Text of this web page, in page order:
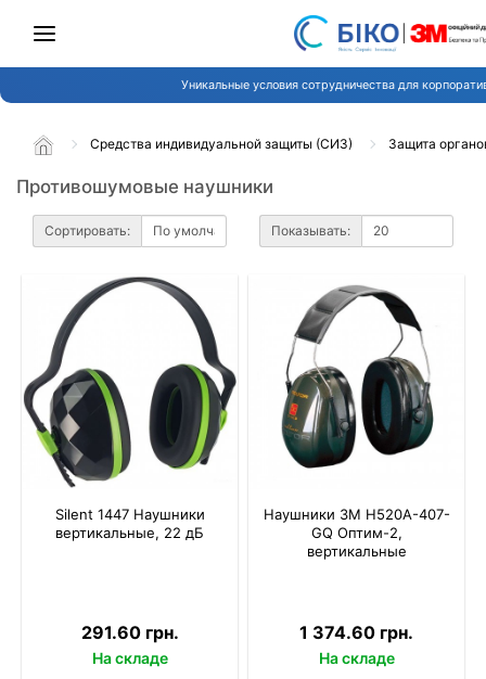
Уникальные условия сотрудничества для
Средства индивидуальной защиты (СИЗ) Защита
Противошумовые наушники
Сортировать: Показывать:
Silent 1447 Наушники
вертикальные, 22 дБ
291.60 грн.
На складе
Наушники 3M H520A-407-
GQ Оптим-2,
вертикальные
1 374.60 грн.
На складе